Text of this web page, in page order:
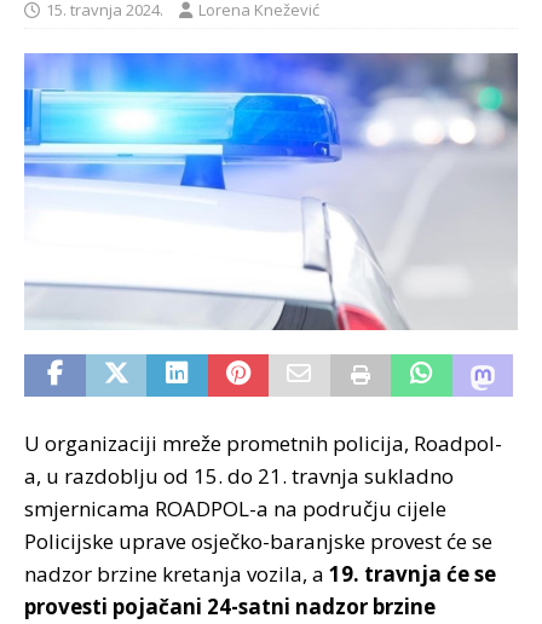
15. travnja 2024. Lorena Knežević
U organizaciji mreže prometnih policija, Roadpol-
a, u razdoblju od 15. do 21. travnja sukladno
smjernicama ROADPOL-a na području cijele
Policijske uprave osječko-baranjske provest će se
nadzor brzine kretanja vozila, a 19. travnja će se
provesti pojačani 24-satni nadzor brzine